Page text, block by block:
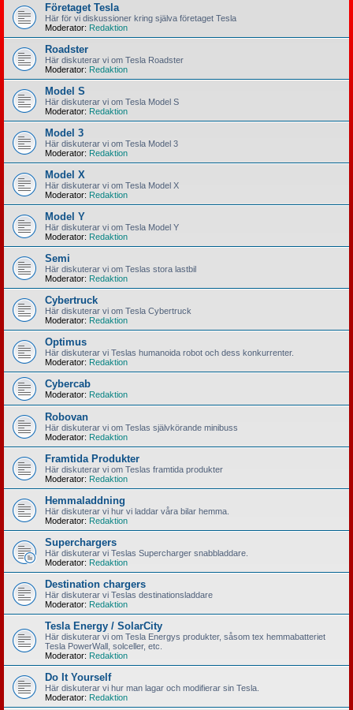
Företaget Tesla
Här för vi diskussioner kring själva företaget Tesla
Moderator: Redaktion
Roadster
Här diskuterar vi om Tesla Roadster
Moderator: Redaktion
Model S
Här diskuterar vi om Tesla Model S
Moderator: Redaktion
Model 3
Här diskuterar vi om Tesla Model 3
Moderator: Redaktion
Model X
Här diskuterar vi om Tesla Model X
Moderator: Redaktion
Model Y
Här diskuterar vi om Tesla Model Y
Moderator: Redaktion
Semi
Här diskuterar vi om Teslas stora lastbil
Moderator: Redaktion
Cybertruck
Här diskuterar vi om Tesla Cybertruck
Moderator: Redaktion
Optimus
Här diskuterar vi Teslas humanoida robot och dess konkurrenter.
Moderator: Redaktion
Cybercab
Moderator: Redaktion
Robovan
Här diskuterar vi om Teslas självkörande minibuss
Moderator: Redaktion
Framtida Produkter
Här diskuterar vi om Teslas framtida produkter
Moderator: Redaktion
Hemmaladdning
Här diskuterar vi hur vi laddar våra bilar hemma.
Moderator: Redaktion
Superchargers
Här diskuterar vi Teslas Supercharger snabbladdare.
Moderator: Redaktion
Destination chargers
Här diskuterar vi Teslas destinationsladdare
Moderator: Redaktion
Tesla Energy / SolarCity
Här diskuterar vi om Tesla Energys produkter, såsom tex hemmabatteriet
Tesla PowerWall, solceller, etc.
Moderator: Redaktion
Do It Yourself
Här diskuterar vi hur man lagar och modifierar sin Tesla.
Moderator: Redaktion